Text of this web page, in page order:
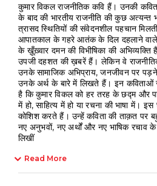
कुमार विकल राजनीतिक कवि हैं। उनकी
के बाद की भारतीय राजनीति की कुछ
त्रासद स्थितियों की संवेदनशील पहचान
आपातकाल के गहरे आतंक के दिल दहलाने
के ख़ूँख़्वार दमन की विभीषिका की
उपजी दहशत की ख़बरें हैं। लेकिन वे
उनके सामाजिक अभिप्राय, जनजीवन पर
उनके अर्थ के बारे में लिखते हैं। इन कविताओं
है कि कुमार विकल को हर तरह के छद्म और
में हो, साहित्य में हो या रचना की भाषा में।
कोशिश करते हैं। उन्हें कविता की ताक़त पर
नए अनुभवों, नए अर्थों और नए भाषिक रचाव के
लिखीं
Read More